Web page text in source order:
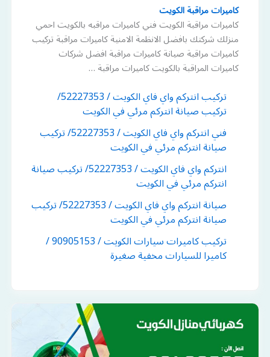
كاميرات مراقبة الكويت
كاميرات مراقبة الكويت فني كاميرات مراقبه بالكويت احمي
منزلك شركتك بافضل الانظمة الامنية كاميرات مراقبة تركيب
كاميرات مراقبة صيانة كاميرات مراقبة افضل شركات
كاميرات المراقبة بالكويت كاميرات مراقبة …
تركيب انتركم واي فاي الكويت / 52227353/
تركيب صيانة انتركم مرئي في الكويت
فني انتركم واي فاي الكويت / 52227353/ تركيب
صيانة انتركم مرئي في الكويت
انتركم واي فاي الكويت / 52227353/ تركيب صيانة
انتركم مرئي في الكويت
صيانة انتركم واي فاي الكويت / 52227353/ تركيب
صيانة انتركم مرئي في الكويت
تركيب كاميرات سيارات الكويت / 90905153 /
كاميرا للسيارات مخفية صغيرة